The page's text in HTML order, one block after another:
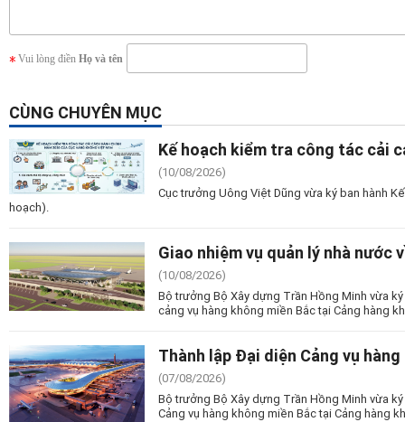
Vui lòng điền Họ và tên
CÙNG CHUYÊN MỤC
Kế hoạch kiểm tra công tác cải
(10/08/2026)
Cục trưởng Uông Việt Dũng vừa ký ban hành
hoạch).
Giao nhiệm vụ quản lý nhà nước
(10/08/2026)
Bộ trưởng Bộ Xây dựng Trần Hồng Minh vừa
cảng vụ hàng không miền Bắc tại Cảng hàng
Thành lập Đại diện Cảng vụ
(07/08/2026)
Bộ trưởng Bộ Xây dựng Trần Hồng Minh vừa
Cảng vụ hàng không miền Bắc tại Cảng hàng